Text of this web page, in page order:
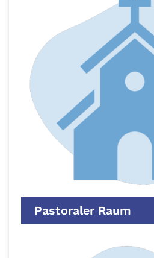
Pastoraler Raum